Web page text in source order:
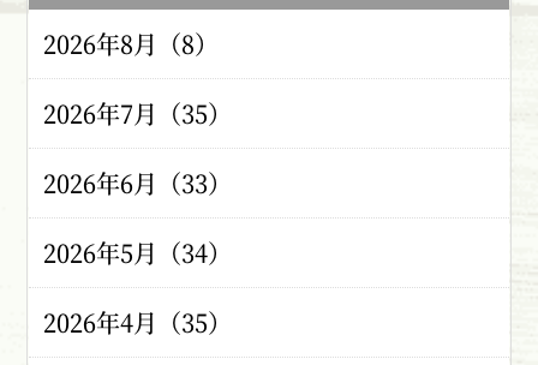
2026年8月（8）
2026年7月（35）
2026年6月（33）
2026年5月（34）
2026年4月（35）